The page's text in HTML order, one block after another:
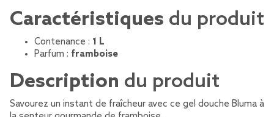
Caractéristiques du produit
Contenance : 1 L
Parfum : framboise
Description du produit
Savourez un instant de fraîcheur avec ce gel douche Bluma à